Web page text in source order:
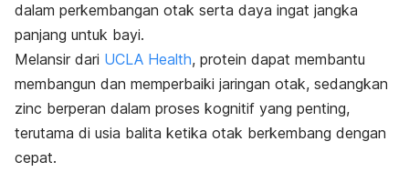
dalam perkembangan otak serta daya ingat jangka
panjang untuk bayi.
Melansir dari UCLA Health, protein dapat membantu
membangun dan memperbaiki jaringan otak, sedangkan
zinc berperan dalam proses kognitif yang penting,
terutama di usia balita ketika otak berkembang dengan
cepat.